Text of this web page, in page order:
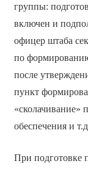
группы:
включен и
офицер штаба
по
после
пункт
«сколачивание»
обеспечения и
При подготовке